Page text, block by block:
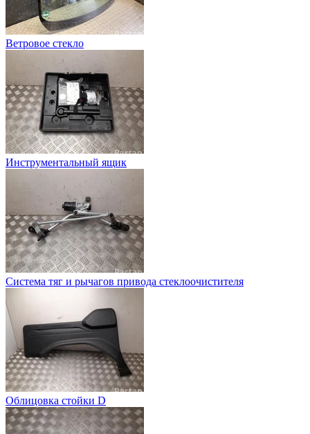
Ветровое стекло
Инструментальный ящик
Система тяг и рычагов привода стеклоочистителя
Облицовка стойки D